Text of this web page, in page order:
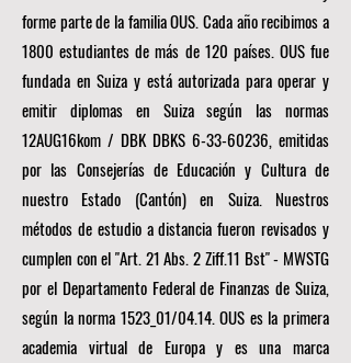
forme parte de la familia OUS. Cada año recibimos a
1800 estudiantes de más de 120 países. OUS fue
fundada en Suiza y está autorizada para operar y
emitir diplomas en Suiza según las normas
12AUG16kom / DBK DBKS 6-33-60236, emitidas
por las Consejerías de Educación y Cultura de
nuestro Estado (Cantón) en Suiza. Nuestros
métodos de estudio a distancia fueron revisados y
cumplen con el "Art. 21 Abs. 2 Ziff.11 Bst" - MWSTG
por el Departamento Federal de Finanzas de Suiza,
según la norma 1523_01/04.14. OUS es la primera
academia virtual de Europa y es una marca